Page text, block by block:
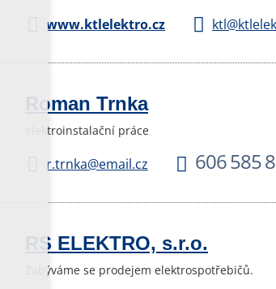
www.ktlelektro.cz
Roman Trnka
elektroinstalační práce
r.trnka@email.cz 606 585
RS ELEKTRO, s.r.o.
Zabýváme se prodejem elektrospotřebičů.